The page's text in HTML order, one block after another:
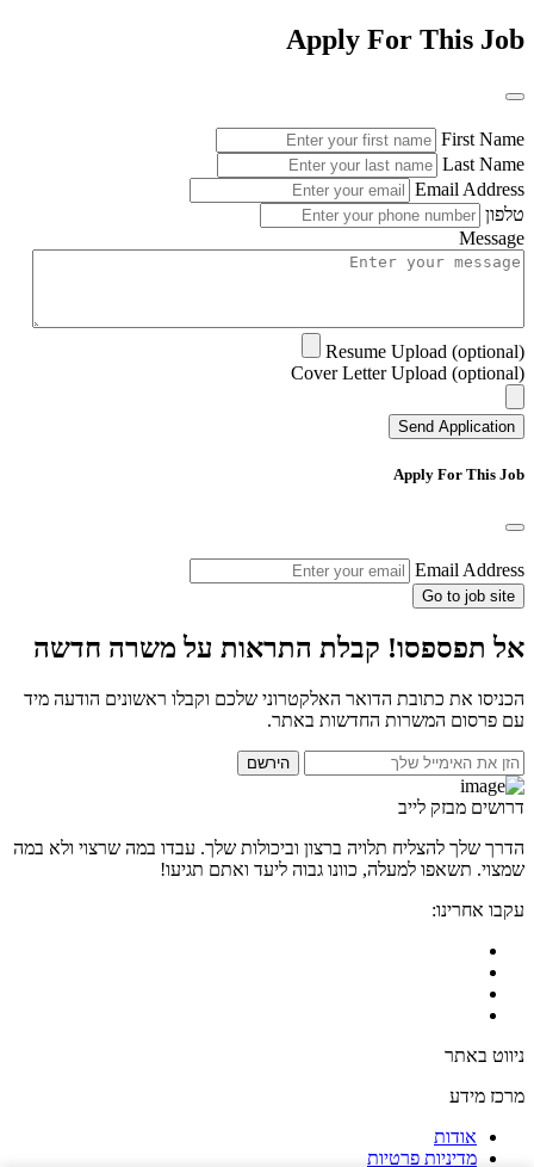
Apply For This Job
First Name
Last Name
Email Address
טלפון
Message
Resume Upload (optional)
Cover Letter Upload (optional)
Send Application
Apply For This Job
Email Address
Go to job site
אל תפספסו! קבלת התראות על משרה חדשה
הכניסו את כתובת הדואר האלקטרוני שלכם וקבלו ראשונים הודעה מיד
עם פרסום המשרות החדשות באתר.
הירשם
דרושים מבזק לייב
הדרך שלך להצליח תלויה ברצון וביכולות שלך. עבדו במה שרצוי ולא במה
שמצוי. תשאפו למעלה, כוונו גבוה ליעד ואתם תגיעו!
עקבו אחרינו:
ניווט באתר
מרכז מידע
אודות
מדיניות פרטיות